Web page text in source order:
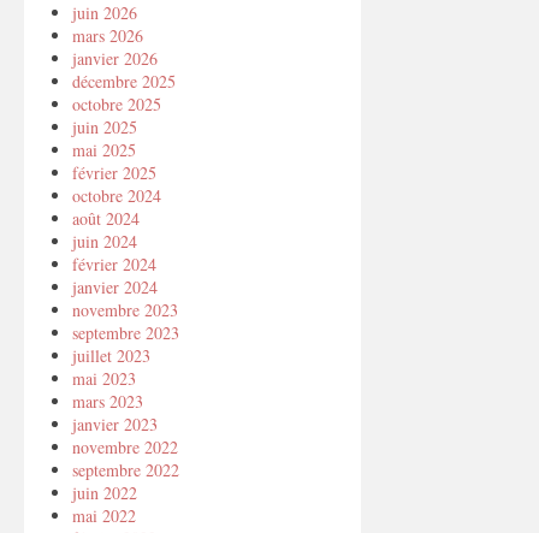
juin 2026
mars 2026
janvier 2026
décembre 2025
octobre 2025
juin 2025
mai 2025
février 2025
octobre 2024
août 2024
juin 2024
février 2024
janvier 2024
novembre 2023
septembre 2023
juillet 2023
mai 2023
mars 2023
janvier 2023
novembre 2022
septembre 2022
juin 2022
mai 2022